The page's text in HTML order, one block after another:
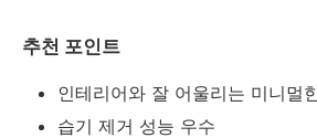
추천 포인트
인테리어와 잘 어울리는 미니멀
습기 제거 성능 우수